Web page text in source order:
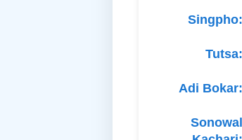
Singpho:
Tutsa:
Adi Bokar:
Sonowal